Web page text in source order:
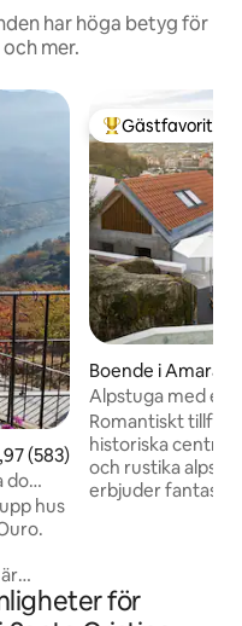
har höga betyg för
mer.
av 5 i genomsnittligt
(583)
do
hus
och
Populär
Gästfavorit
Boende i
Alpstuga med
utsikt över floden
Romantiskt
historiska
och rustika
erbjuder
perfekt för ett
för